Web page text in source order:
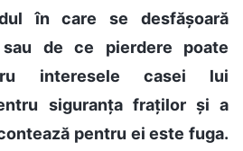
în care se desfășoară
de ce pierdere poate
interesele casei lui
siguranța fraților și a
pentru ei este fuga.